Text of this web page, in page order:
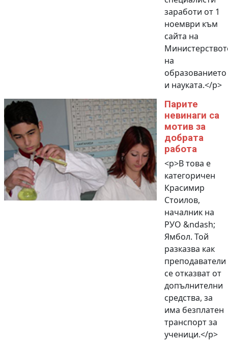
заработи от 1
ноември към
сайта на
на
образованието
и науката.</p>
Парите
невинаги са
мотив за
добрата
работа
<p>В това е
категоричен
Красимир
Стоилов,
началник на
РУО &ndash;
Ямбол. Той
разказва как
преподаватели
се отказват от
допълнителни
средства, за
има безплатен
транспорт за
ученици.</p>